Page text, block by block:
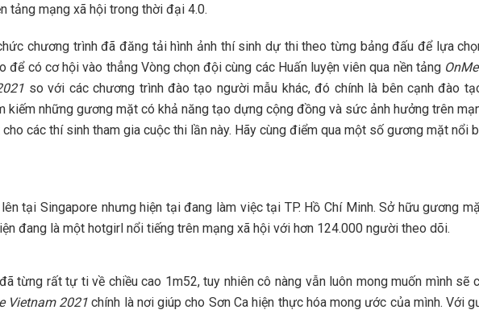
tảng mạng xã hội trong thời đại 4.0.
chương trình đã đăng tải hình ảnh thí sinh dự thi theo từng bảng đấu để lựa
để có cơ hội vào thẳng Vòng chọn đội cùng các Huấn luyện viên qua nền tảng
so với các chương trình đào tạo người mẫu khác, đó chính là bên cạnh đào
những gương mặt có khả năng tạo dựng cộng đồng và sức ảnh hưởng trên
các thí sinh tham gia cuộc thi lần này. Hãy cùng điểm qua một số gương mặt nổi
tại Singapore nhưng hiện tại đang làm việc tại TP. Hồ Chí Minh. Sở hữu gương
đang là một hotgirl nổi tiếng trên mạng xã hội với hơn 124.000 người theo dõi.
từng rất tự ti về chiều cao 1m52, tuy nhiên cô nàng vẫn luôn mong muốn mình
Vietnam 2021 chính là nơi giúp cho Sơn Ca hiện thực hóa mong ước của mình. Với